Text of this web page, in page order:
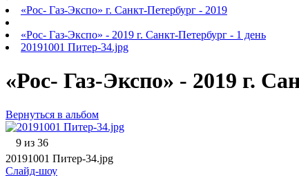
«Рос- Газ-Экспо» г. Санкт-Петербург - 2019
«Рос- Газ-Экспо» - 2019 г. Санкт-Петербург - 1 день
20191001 Питер-34.jpg
«Рос- Газ-Экспо» - 2019 г.
Вернуться в альбом
9 из 36
20191001 Питер-34.jpg
Слайд-шоу